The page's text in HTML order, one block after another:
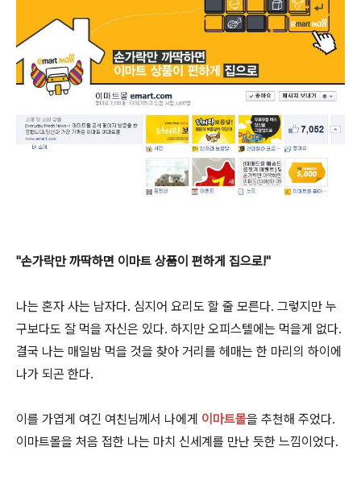
"손가락만 까딱하면 이마트 상품이 편하게 집으로!"
나는 혼자 사는 남자다. 심지어 요리도 할 줄 모른다. 그렇지만 누
구보다도 잘 먹을 자신은 있다. 하지만 오피스텔에는 먹을게 없다.
결국 나는 매일밤 먹을 것을 찾아 거리를 헤매는 한 마리의 하이에
나가 되곤 한다.
이를 가엽게 여긴 여친님께서 나에게 이마트몰을 추천해 주었다.
이마트몰을 처음 접한 나는 마치 신세계를 만난 듯한 느낌이었다.